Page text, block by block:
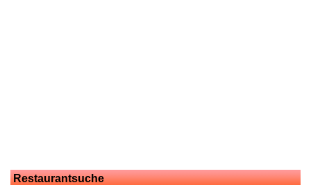
Restaurantsuche